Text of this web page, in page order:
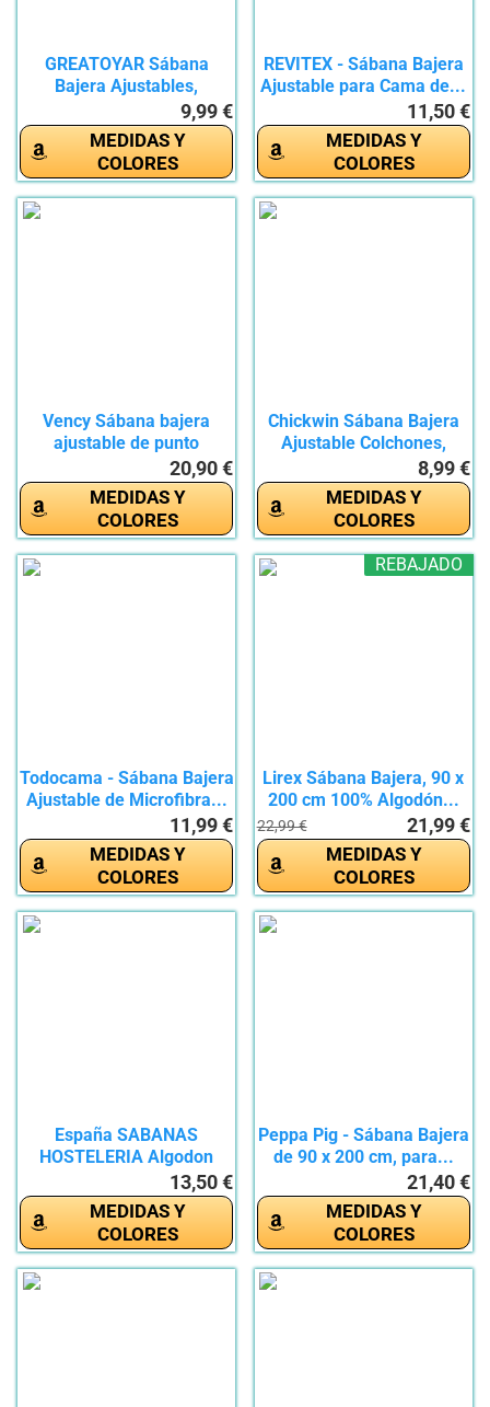
GREATOYAR Sábana
Bajera Ajustables,
9,99 €
MEDIDAS Y
COLORES
REVITEX - Sábana Bajera
Ajustable para Cama de...
11,50 €
MEDIDAS Y
COLORES
Vency Sábana bajera
ajustable de punto
premium de...20,90 €
MEDIDAS Y
COLORES
Chickwin Sábana Bajera
Ajustable Colchones,
8,99 €
MEDIDAS Y
COLORES
Todocama - Sábana Bajera
Ajustable de Microfibra...
11,99 €
MEDIDAS Y
COLORES
REBAJADO
Lirex Sábana Bajera, 90 x
200 cm 100% Algodón...
22,99 € 21,99 €
MEDIDAS Y
COLORES
España SABANAS
HOSTELERIA Algodon
100% Todas Las...13,50 €
MEDIDAS Y
COLORES
Peppa Pig - Sábana Bajera
de 90 x 200 cm, para...
21,40 €
MEDIDAS Y
COLORES